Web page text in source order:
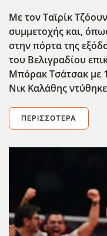
Με τον Ταϊρίκ
συμμετοχής και,
στην πόρτα της
του Βελιγραδίου
Μπόρακ Τσάτσακ με
Νικ Καλάθης
ΠΕΡΙΣΣΌΤΕΡΑ